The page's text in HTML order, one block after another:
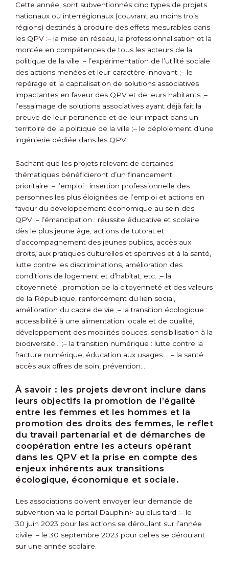
Cette année, sont subventionnés cinq types de projets
nationaux ou interrégionaux (couvrant au moins trois
régions) destinés à produire des effets mesurables dans
les QPV :– la mise en réseau, la professionnalisation et la
montée en compétences de tous les acteurs de la
politique de la ville ;– l’expérimentation de l’utilité sociale
des actions menées et leur caractère innovant ;– le
repérage et la capitalisation de solutions associatives
impactantes en faveur des QPV et de leurs habitants ;–
l’essaimage de solutions associatives ayant déjà fait la
preuve de leur pertinence et de leur impact dans un
territoire de la politique de la ville ;– le déploiement d’une
ingénierie dédiée dans les QPV.
Sachant que les projets relevant de certaines
thématiques bénéficieront d’un financement
prioritaire :– l’emploi : insertion professionnelle des
personnes les plus éloignées de l’emploi et actions en
faveur du développement économique au sein des
QPV ;– l’émancipation : réussite éducative et scolaire
dès le plus jeune âge, actions de tutorat et
d’accompagnement des jeunes publics, accès aux
droits, aux pratiques culturelles et sportives et à la santé,
lutte contre les discriminations, amélioration des
conditions de logement et d’habitat, etc. ;– la
citoyenneté : promotion de la citoyenneté et des valeurs
de la République, renforcement du lien social,
amélioration du cadre de vie ;– la transition écologique :
accessibilité à une alimentation locale et de qualité,
développement des mobilités douces, sensibilisation à la
biodiversité… ;– la transition numérique : lutte contre la
fracture numérique, éducation aux usages… ;– la santé :
accès aux offres de soin, prévention…
À savoir : les projets devront inclure dans
leurs objectifs la promotion de l’égalité
entre les femmes et les hommes et la
promotion des droits des femmes, le reflet
du travail partenarial et de démarches de
coopération entre les acteurs opérant
dans les QPV et la prise en compte des
enjeux inhérents aux transitions
écologique, économique et sociale.
Les associations doivent envoyer leur demande de
subvention via le portail Dauphin> au plus tard :– le
30 juin 2023 pour les actions se déroulant sur l’année
civile ;– le 30 septembre 2023 pour celles se déroulant
sur une année scolaire.